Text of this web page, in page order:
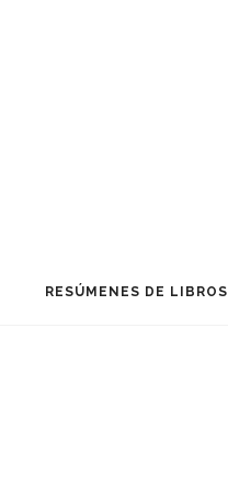
RESÚMENES DE LIBROS